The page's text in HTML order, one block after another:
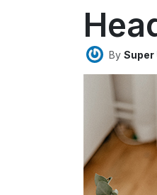
By Super